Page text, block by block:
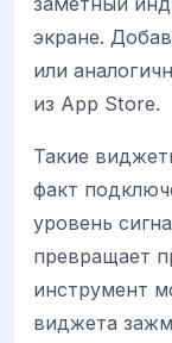
экране.
или
из App Store.
Такие
факт
уровень
превращает
инструмент
виджета